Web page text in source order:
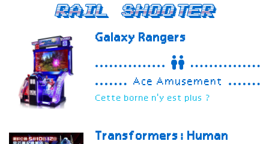
Rail Shooter
Galaxy Rangers
Ace Amusement
Cette borne n'y est plus ?
Transformers: Human